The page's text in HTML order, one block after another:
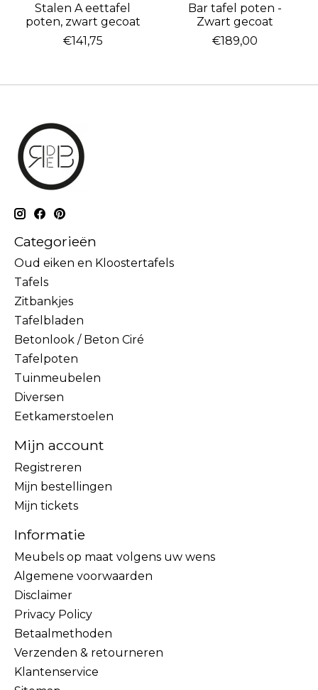
Stalen A eettafel
poten, zwart gecoat
€141,75
Bar tafel poten -
Zwart gecoat
€189,00
Categorieën
Oud eiken en Kloostertafels
Tafels
Zitbankjes
Tafelbladen
Betonlook / Beton Ciré
Tafelpoten
Tuinmeubelen
Diversen
Eetkamerstoelen
Mijn account
Registreren
Mijn bestellingen
Mijn tickets
Informatie
Meubels op maat volgens uw wens
Algemene voorwaarden
Disclaimer
Privacy Policy
Betaalmethoden
Verzenden & retourneren
Klantenservice